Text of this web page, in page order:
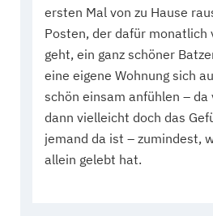
ersten Mal von zu Hause
Posten, der dafür monatlich
geht, ein ganz schöner
eine eigene Wohnung sich
schön einsam anfühlen –
dann vielleicht doch das
jemand da ist – zumindest,
allein gelebt hat.